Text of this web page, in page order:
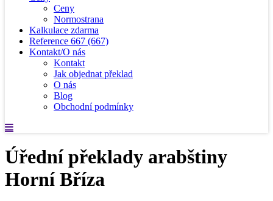
Ceny
Normostrana
Kalkulace zdarma
Reference 667 (667)
Kontakt/O nás
Kontakt
Jak objednat překlad
O nás
Blog
Obchodní podmínky
Úřední překlady arabštiny
Horní Bříza